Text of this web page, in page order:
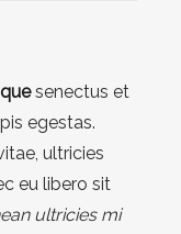
senectus et
egestas.
ultricies
eu libero sit
ultricies mi